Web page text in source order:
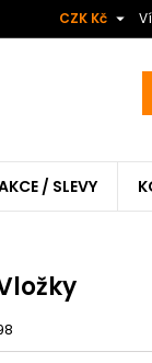
CZK Kč 
/ SLEVY